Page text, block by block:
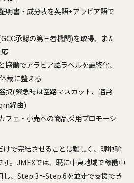
明書・成分表を英語+アラビア語で
承認の第三者機関)を取得、また
協働でアラビア語ラベルを最終化、
裁に整える
択(緊急時は空路マスカット、通常
経由)
フェ・小売への商品採用プロモーシ
けで完結させることは難しく、現地輸
。JMEXでは、既に中東地域で稼働中
し、Step 3〜Step 6を並走で支援でき